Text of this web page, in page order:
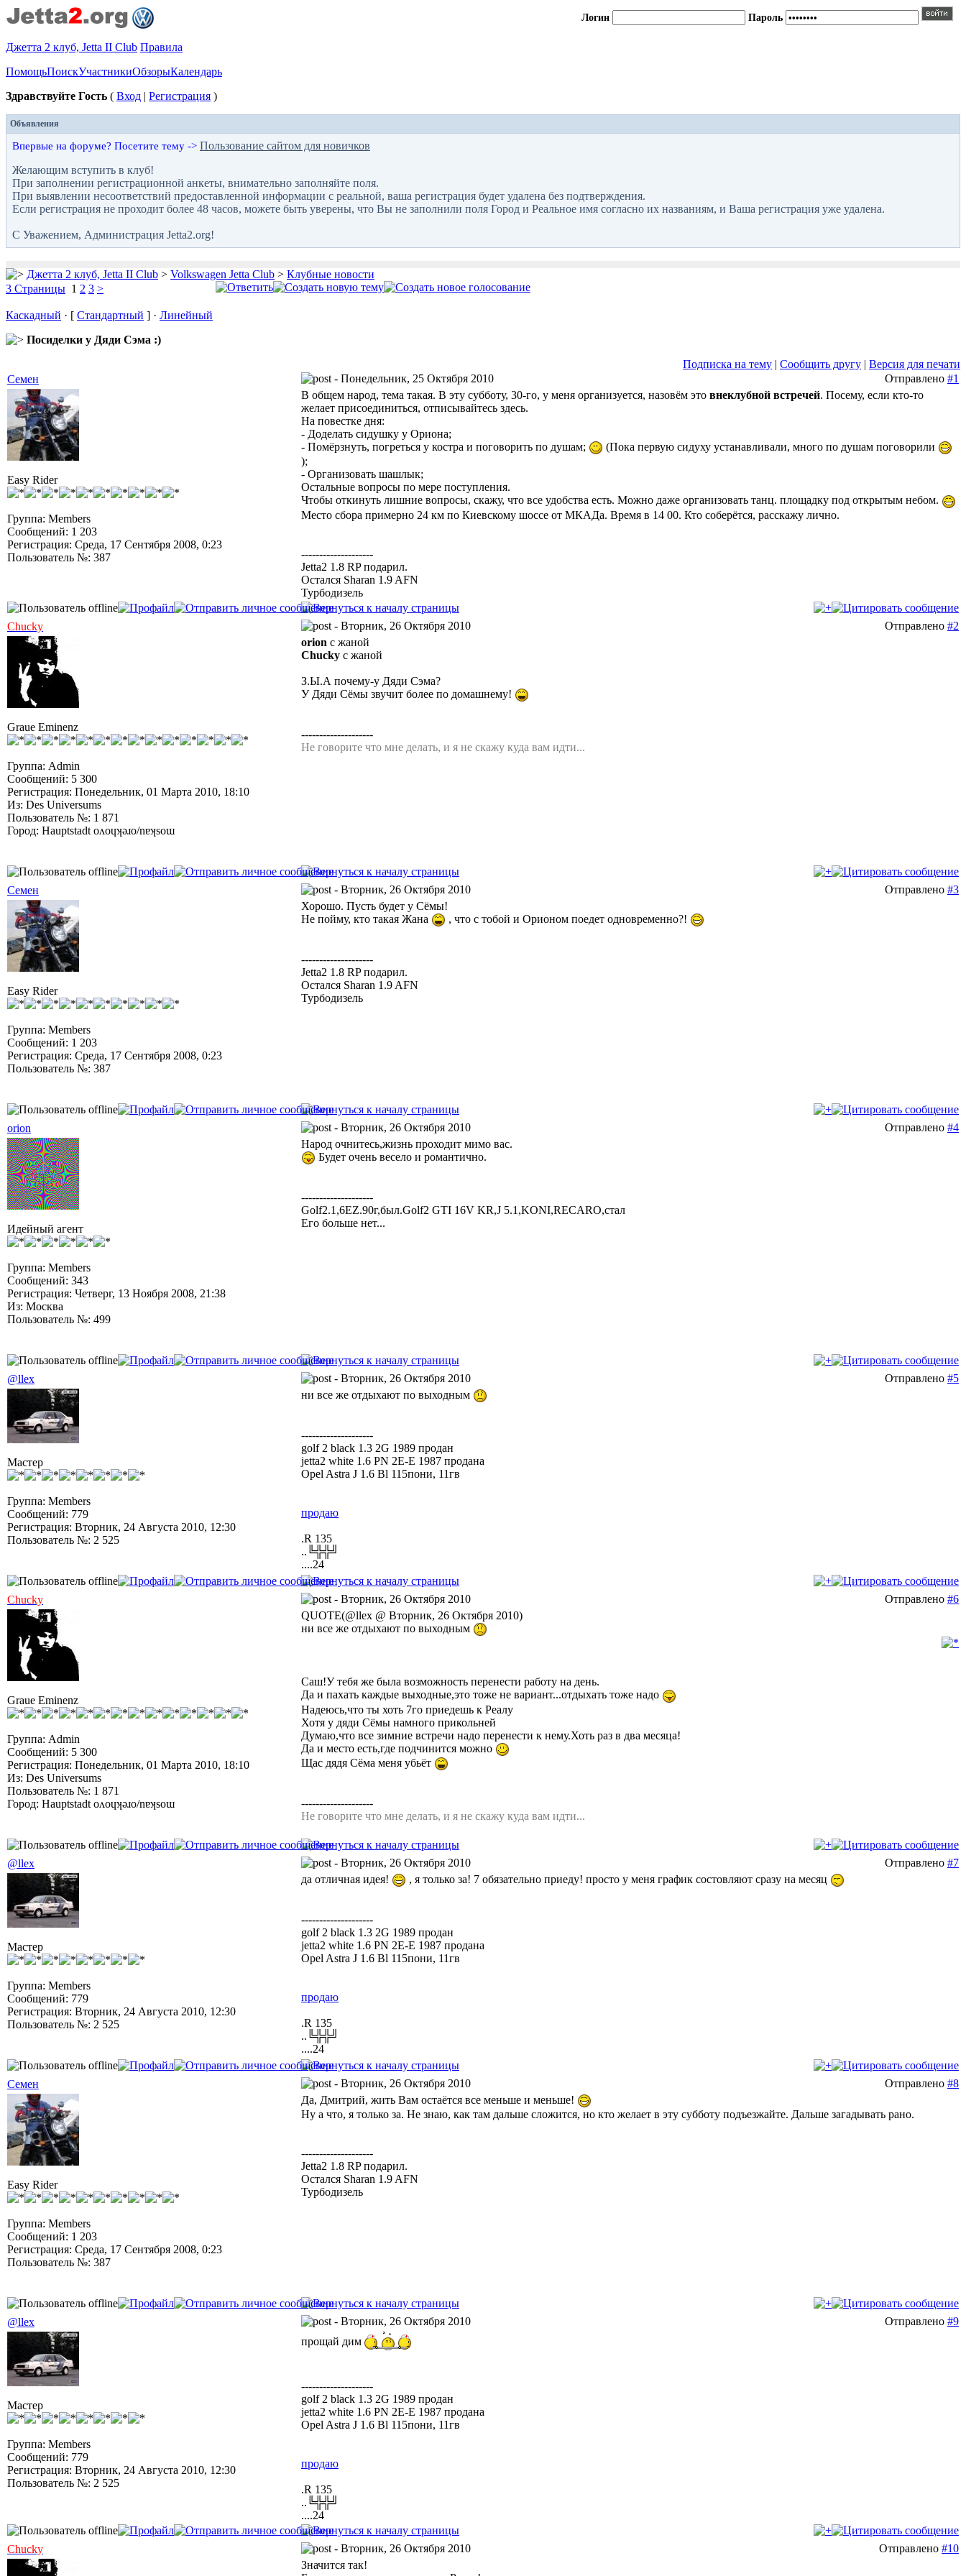
Логин Пароль
Джетта 2 клуб, Jetta II Club Правила
ПомощьПоискУчастникиОбзорыКалендарь
Здравствуйте Гость ( Вход | Регистрация )
Объявления
Впервые на форуме? Посетите тему -> Пользование сайтом для новичков
Желающим вступить в клуб!
При заполнении регистрационной анкеты, внимательно заполняйте поля.
При выявлении несоответствий предоставленной информации с реальной, ваша регистрация будет удалена без подтверждения.
Если регистрация не проходит более 48 часов, можете быть уверены, что Вы не заполнили поля Город и Реальное имя согласно их названиям, и Ваша регистрация уже удалена.
С Уважением, Администрация Jetta2.org!
Джетта 2 клуб, Jetta II Club > Volkswagen Jetta Club > Клубные новости
3 Страницы 1 2 3 >
Каскадный · [ Стандартный ] · Линейный
Посиделки у Дяди Сэма :)
Подписка на тему | Сообщить другу | Версия для печати
Семен
- Понедельник, 25 Октября 2010 Отправлено #1
Easy Rider
Группа: Members
Сообщений: 1 203
Регистрация: Среда, 17 Сентября 2008, 0:23
Пользователь №: 387
В общем народ, тема такая. В эту субботу, 30-го, у меня организуется, назовём это внеклубной встречей. Посему, если кто-то
желает присоединиться, отписывайтесь здесь.
На повестке дня:
- Доделать сидушку у Ориона;
- Помёрзнуть, погреться у костра и поговорить по душам;
(Пока первую сидуху устанавливали, много по душам поговорили
);
- Организовать шашлык;
Остальные вопросы по мере поступления.
Чтобы откинуть лишние вопросы, скажу, что все удобства есть. Можно даже организовать танц. площадку под открытым небом.
Место сбора примерно 24 км по Киевскому шоссе от МКАДа. Время в 14 00. Кто соберётся, расскажу лично.
--------------------
Jetta2 1.8 RP подарил.
Остался Sharan 1.9 AFN
Турбодизель
Chucky - Вторник, 26 Октября 2010 Отправлено #2
Graue Eminenz
Группа: Admin
Сообщений: 5 300
Регистрация: Понедельник, 01 Марта 2010, 18:10
Из: Des Universums
Пользователь №: 1 871
Город: Hauptstadt oʌoɥʞǝɹo/nɐʞsoɯ
orion с жаной
Chucky с жаной
З.Ы.А почему-у Дяди Сэма?
У Дяди Сёмы звучит более по домашнему!
--------------------
Не говорите что мне делать, и я не скажу куда вам идти...
Семен - Вторник, 26 Октября 2010 Отправлено #3
Easy Rider
Группа: Members
Сообщений: 1 203
Регистрация: Среда, 17 Сентября 2008, 0:23
Пользователь №: 387
Хорошо. Пусть будет у Сёмы!
Не пойму, кто такая Жана
, что с тобой и Орионом поедет одновременно?!
--------------------
Jetta2 1.8 RP подарил.
Остался Sharan 1.9 AFN
Турбодизель
orion - Вторник, 26 Октября 2010 Отправлено #4
Идейный агент
Группа: Members
Сообщений: 343
Регистрация: Четверг, 13 Ноября 2008, 21:38
Из: Москва
Пользователь №: 499
Народ очнитесь,жизнь проходит мимо вас.
Будет очень весело и романтично.
--------------------
Golf2.1,6EZ.90г,был.Golf2 GTI 16V KR,J 5.1,KONI,RECARO,стал
Его больше нет...
@llex - Вторник, 26 Октября 2010 Отправлено #5
Мастер
Группа: Members
Сообщений: 779
Регистрация: Вторник, 24 Августа 2010, 12:30
Пользователь №: 2 525
ни все же отдыхают по выходным
--------------------
golf 2 black 1.3 2G 1989 продан
jetta2 white 1.6 PN 2E-E 1987 продана
Opel Astra J 1.6 Bl 115пони, 11гв
продаю
.R 135
..╚╬╬╝
....24
Chucky - Вторник, 26 Октября 2010 Отправлено #6
Graue Eminenz
Группа: Admin
Сообщений: 5 300
Регистрация: Понедельник, 01 Марта 2010, 18:10
Из: Des Universums
Пользователь №: 1 871
Город: Hauptstadt oʌoɥʞǝɹo/nɐʞsoɯ
QUOTE(@llex @ Вторник, 26 Октября 2010)
ни все же отдыхают по выходным
Саш!У тебя же была возможность перенести работу на день.
Да и пахать каждые выходные,это тоже не вариант...отдыхать тоже надо
Надеюсь,что ты хоть 7го приедешь к Реалу
Хотя у дяди Сёмы намного прикольней
Думаю,что все зимние встречи надо перенести к нему.Хоть раз в два месяца!
Да и место есть,где подчинится можно
Щас дядя Сёма меня убьёт
--------------------
Не говорите что мне делать, и я не скажу куда вам идти...
@llex - Вторник, 26 Октября 2010 Отправлено #7
Мастер
Группа: Members
Сообщений: 779
Регистрация: Вторник, 24 Августа 2010, 12:30
Пользователь №: 2 525
да отличная идея! , я только за! 7 обязательно приеду! просто у меня график состовляют сразу на месяц
--------------------
golf 2 black 1.3 2G 1989 продан
jetta2 white 1.6 PN 2E-E 1987 продана
Opel Astra J 1.6 Bl 115пони, 11гв
продаю
.R 135
..╚╬╬╝
....24
Семен - Вторник, 26 Октября 2010 Отправлено #8
Easy Rider
Группа: Members
Сообщений: 1 203
Регистрация: Среда, 17 Сентября 2008, 0:23
Пользователь №: 387
Да, Дмитрий, жить Вам остаётся все меньше и меньше!
Ну а что, я только за. Не знаю, как там дальше сложится, но кто желает в эту субботу подъезжайте. Дальше загадывать рано.
--------------------
Jetta2 1.8 RP подарил.
Остался Sharan 1.9 AFN
Турбодизель
@llex - Вторник, 26 Октября 2010 Отправлено #9
Мастер
Группа: Members
Сообщений: 779
Регистрация: Вторник, 24 Августа 2010, 12:30
Пользователь №: 2 525
прощай дим
--------------------
golf 2 black 1.3 2G 1989 продан
jetta2 white 1.6 PN 2E-E 1987 продана
Opel Astra J 1.6 Bl 115пони, 11гв
продаю
.R 135
..╚╬╬╝
....24
Chucky - Вторник, 26 Октября 2010 Отправлено #10
Значится так!